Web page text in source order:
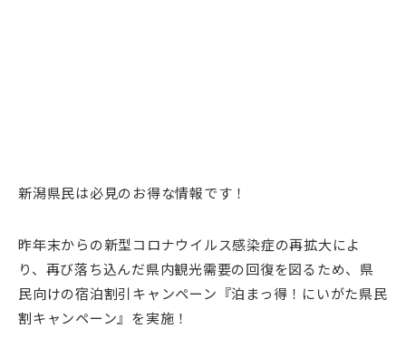
新潟県民は必見のお得な情報です！
昨年末からの新型コロナウイルス感染症の再拡大によ
り、再び落ち込んだ県内観光需要の回復を図るため、県
民向けの宿泊割引キャンペーン『泊まっ得！にいがた県民
割キャンペーン』を実施！